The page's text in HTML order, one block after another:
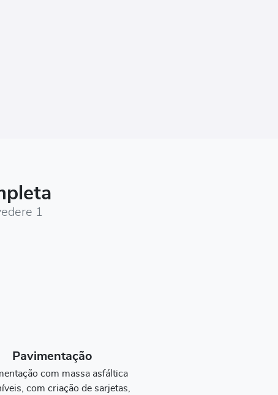
1
Pavimentação
com massa asfáltica
com criação de sarjetas,